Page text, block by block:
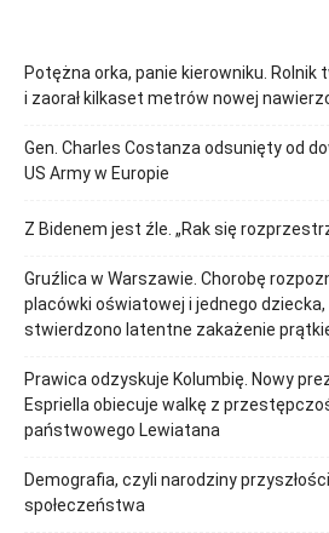
Potężna orka, panie kierowniku. Rolnik
i zaorał kilkaset metrów nowej
Gen. Charles Costanza odsunięty od
US Army w Europie
Z Bidenem jest źle. „Rak się
Gruźlica w Warszawie. Chorobę
placówki oświatowej i jednego
stwierdzono latentne zakażenie
Prawica odzyskuje Kolumbię. Nowy
Espriella obiecuje walkę z
państwowego Lewiatana
Demografia, czyli narodziny
społeczeństwa